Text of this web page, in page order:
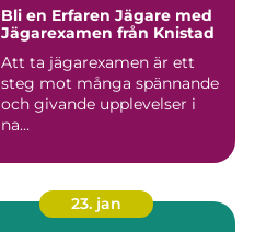
Bli en Erfaren Jägare med
Jägarexamen från Knistad
Att ta jägarexamen är ett
steg mot många spännande
och givande upplevelser i
na...
23. jan